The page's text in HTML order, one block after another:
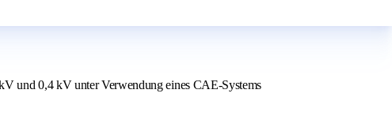
und 0,4 kV unter Verwendung eines CAE-Systems